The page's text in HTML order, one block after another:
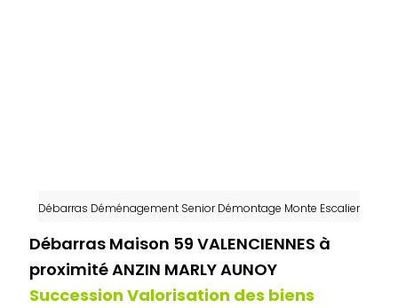
Débarras Déménagement Senior Démontage Monte Escalier
Débarras Maison 59 VALENCIENNES à
proximité ANZIN MARLY AUNOY
Succession Valorisation des biens